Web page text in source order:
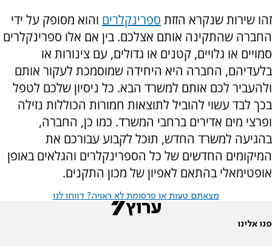
זהו שירות שנקרא הזזת ספרינקלרים והוא מסופק על ידי
החברה שהתקינה אותם אצלכם. בין אם אלו ספרינקלרים
סמויים או גלויים, קטנים או גדולים, עם צינורות או
בלעדיהם, החברה היא היחידה שמוסמכת לעקור אותם
ולהעביר לכם אותם למשרד הבא. כל ניסיון שלכם לטפל
בכך לבד עשוי להוביל לתוצאות חמורות הכוללות נזילה
ופרצי מים אדירים ברחבי המשרד. כמו כן, החברה,
בהגיעה למשרד החדש, תוכל לקבוע עבורכם את
המיקומים החדשים של כל הספרינקלרים והגלאים באופן
אופטימאלי בהתאם לאפיון של מכון התקנים.
מצאתם טעות או פרסומת לא ראויה? דווחו לנו
פנו אלינו